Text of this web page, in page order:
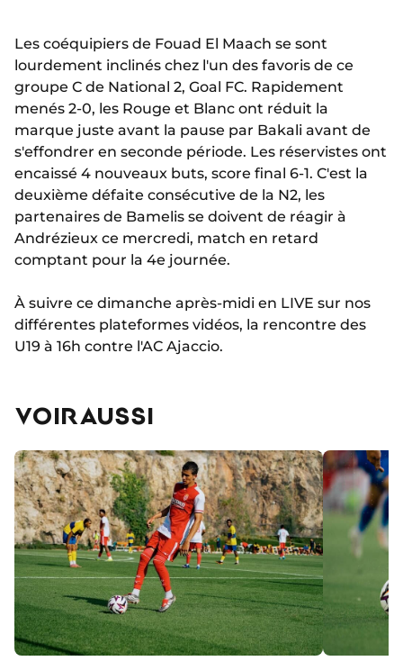
Les coéquipiers de Fouad El Maach se sont
lourdement inclinés chez l'un des favoris de ce
groupe C de National 2, Goal FC. Rapidement
menés 2-0, les Rouge et Blanc ont réduit la
marque juste avant la pause par Bakali avant de
s'effondrer en seconde période. Les réservistes ont
encaissé 4 nouveaux buts, score final 6-1. C'est la
deuxième défaite consécutive de la N2, les
partenaires de Bamelis se doivent de réagir à
Andrézieux ce mercredi, match en retard
comptant pour la 4e journée.
À suivre ce dimanche après-midi en LIVE sur nos
différentes plateformes vidéos, la rencontre des
U19 à 16h contre l'AC Ajaccio.
VOIR AUSSI